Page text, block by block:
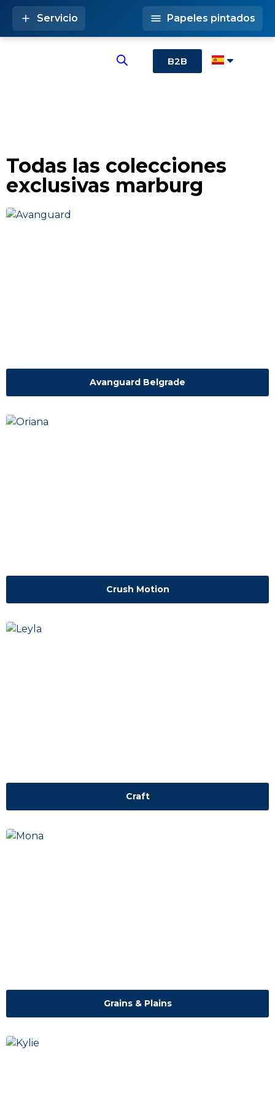
B2B
Servicio Papeles pintados
Todas las colecciones
exclusivas marburg
Avanguard Belgrade
Crush Motion
Craft
Grains & Plains